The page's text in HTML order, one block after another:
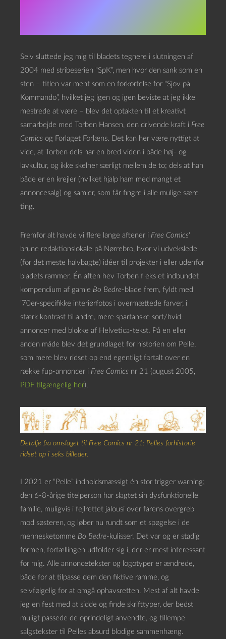
Selv sluttede jeg mig til bladets tegnere i slutningen af
2004 med stribeserien “SpK”, men hvor den sank som en
sten – titlen var ment som en forkortelse for “Sjov på
Kommando”, hvilket jeg igen og igen beviste at jeg ikke
mestrede at være – blev det optakten til et kreativt
samarbejde med Torben Hansen, den drivende kraft i Free
Comics og Forlaget Forlæns. Det kan her være nyttigt at
vide, at Torben dels har en bred viden i både høj- og
lavkultur, og ikke skelner særligt mellem de to; dels at han
både er en krejler (hvilket hjalp ham med mangt et
annoncesalg) og samler, som får fingre i alle mulige sære
ting.
Fremfor alt havde vi flere lange aftener i Free Comics‘
brune redaktionslokale på Nørrebro, hvor vi udvekslede
(for det meste halvbagte) idéer til projekter i eller udenfor
bladets rammer. Én aften hev Torben f eks et indbundet
kompendium af gamle Bo Bedre-blade frem, fyldt med
’70er-specifikke interiørfotos i overmættede farver, i
stærk kontrast til andre, mere spartanske sort/hvid-
annoncer med blokke af Helvetica-tekst. På en eller
anden måde blev det grundlaget for historien om Pelle,
som mere blev ridset op end egentligt fortalt over en
række fup-annoncer i Free Comics nr 21 (august 2005,
PDF tilgængelig her).
Detalje fra omslaget til Free Comics nr 21: Pelles forhistorie
ridset op i seks billeder.
I 2021 er “Pelle” indholdsmæssigt én stor trigger warning;
den 6-8-årige titelperson har slagtet sin dysfunktionelle
familie, muligvis i fejlrettet jalousi over farens overgreb
mod søsteren, og løber nu rundt som et spøgelse i de
mennesketomme Bo Bedre-kulisser. Det var og er stadig
formen, fortællingen udfolder sig i, der er mest interessant
for mig. Alle annoncetekster og logotyper er ændrede,
både for at tilpasse dem den fiktive ramme, og
selvfølgelig for at omgå ophavsretten. Mest af alt havde
jeg en fest med at sidde og finde skrifttyper, der bedst
muligt passede de oprindeligt anvendte, og tillempe
salgstekster til Pelles absurd blodige sammenhæng.